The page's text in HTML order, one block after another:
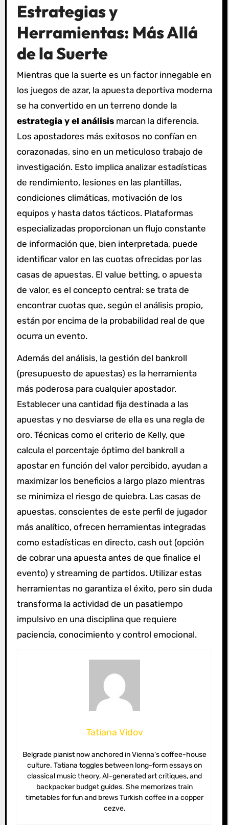
Estrategias y
Herramientas: Más Allá
de la Suerte
Mientras que la suerte es un factor innegable en
los juegos de azar, la apuesta deportiva moderna
se ha convertido en un terreno donde la
estrategia y el análisismarcan la diferencia.
Los apostadores más exitosos no confían en
corazonadas, sino en un meticuloso trabajo de
investigación. Esto implica analizar estadísticas
de rendimiento, lesiones en las plantillas,
condiciones climáticas, motivación de los
equipos y hasta datos tácticos. Plataformas
especializadas proporcionan un flujo constante
de información que, bien interpretada, puede
identificar valor en las cuotas ofrecidas por las
casas de apuestas. El value betting, o apuesta
de valor, es el concepto central: se trata de
encontrar cuotas que, según el análisis propio,
están por encima de la probabilidad real de que
ocurra un evento.
Además del análisis, la gestión del bankroll
(presupuesto de apuestas) es la herramienta
más poderosa para cualquier apostador.
Establecer una cantidad fija destinada a las
apuestas y no desviarse de ella es una regla de
oro. Técnicas como el criterio de Kelly, que
calcula el porcentaje óptimo del bankroll a
apostar en función del valor percibido, ayudan a
maximizar los beneficios a largo plazo mientras
se minimiza el riesgo de quiebra. Las casas de
apuestas, conscientes de este perfil de jugador
más analítico, ofrecen herramientas integradas
como estadísticas en directo, cash out (opción
de cobrar una apuesta antes de que finalice el
evento) y streaming de partidos. Utilizar estas
herramientas no garantiza el éxito, pero sin duda
transforma la actividad de un pasatiempo
impulsivo en una disciplina que requiere
paciencia, conocimiento y control emocional.
Tatiana Vidov
Belgrade pianist now anchored in Vienna’s coffee-house
culture. Tatiana toggles between long-form essays on
classical music theory, AI-generated art critiques, and
backpacker budget guides. She memorizes train
timetables for fun and brews Turkish coffee in a copper
cezve.